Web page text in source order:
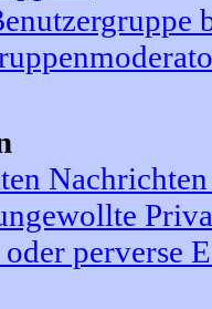
perverse